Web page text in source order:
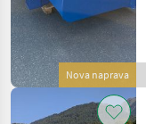
Nova naprava